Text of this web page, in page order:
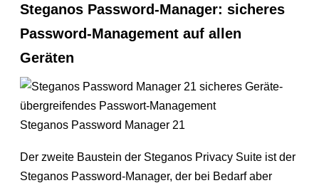
Steganos Password-Manager: sicheres
Password-Management auf allen
Geräten
Steganos Password Manager 21
Der zweite Baustein der Steganos Privacy Suite ist der
Steganos Password-Manager, der bei Bedarf aber